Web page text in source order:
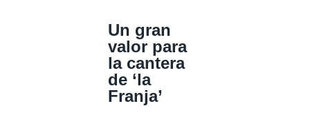
Un gran
valor para
la cantera
de ‘la
Franja’